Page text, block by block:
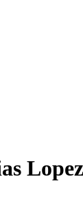
Lopez